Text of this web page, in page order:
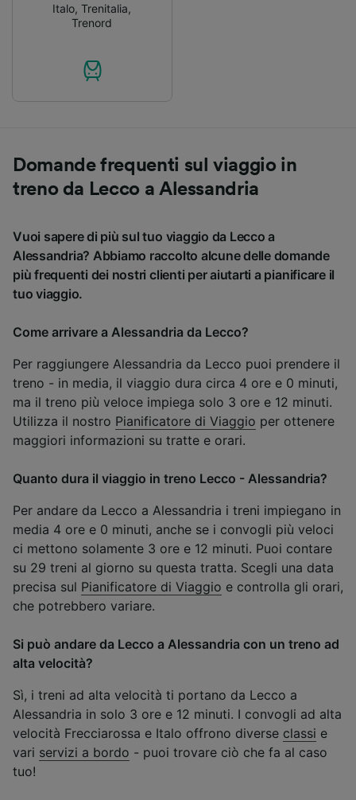
Italo,Trenitalia,
Trenord
Domande frequenti sul viaggio in
treno da Lecco a Alessandria
Vuoi sapere di più sul tuo viaggio da Lecco a
Alessandria? Abbiamo raccolto alcune delle domande
più frequenti dei nostri clienti per aiutarti a pianificare il
tuo viaggio.
Come arrivare a Alessandria da Lecco?
Per raggiungere Alessandria da Lecco puoi prendere il
treno - in media, il viaggio dura circa 4 ore e 0 minuti,
ma il treno più veloce impiega solo 3 ore e 12 minuti.
Utilizza il nostro Pianificatore di Viaggio per ottenere
maggiori informazioni su tratte e orari.
Quanto dura il viaggio in treno Lecco - Alessandria?
Per andare da Lecco a Alessandria i treni impiegano in
media 4 ore e 0 minuti, anche se i convogli più veloci
ci mettono solamente 3 ore e 12 minuti. Puoi contare
su 29 treni al giorno su questa tratta. Scegli una data
precisa sul Pianificatore di Viaggio e controlla gli orari,
che potrebbero variare.
Si può andare da Lecco a Alessandria con un treno ad
alta velocità?
Sì, i treni ad alta velocità ti portano da Lecco a
Alessandria in solo 3 ore e 12 minuti. I convogli ad alta
velocità Frecciarossa e Italo offrono diverse classi e
vari servizi a bordo - puoi trovare ciò che fa al caso
tuo!